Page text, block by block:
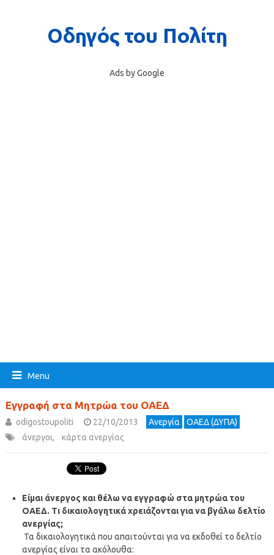
Ads by Google
Menu
Εγγραφή στα Μητρώα του ΟΑΕΔ
odigostoupoliti 22/10/2013 Ανεργία
ΟΑΕΔ (ΔΥΠΑ)
άνεργοι, κάρτα ανεργίας
Είμαι άνεργος και θέλω να εγγραφώ στα μητρώα του
ΟΑΕΔ. Τι δικαιολογητικά χρειάζονται για να βγάλω δελτίο
ανεργίας;
Τα δικαιολογητικά που απαιτούνται για να εκδοθεί το δελτίο
ανεργίας είναι τα ακόλουθα: